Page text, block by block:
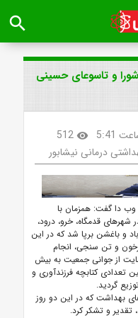
search
ایام عاشورا و تاسوعای حسینی
visibility
512
درمانی نیشابور
وب دا گفت: همزمان با
۸ میز خدمت در شهرهای قدمگاه، خرو، درود،
و باغشن برپا شد که در این
و تن سنجی، انجام
از جوانی جمعیت به بیش
تعدادی کتابچه فرزندآوری و
گردید.
بهداشت که در این دو روز
تقدیر و تشکر کرد.